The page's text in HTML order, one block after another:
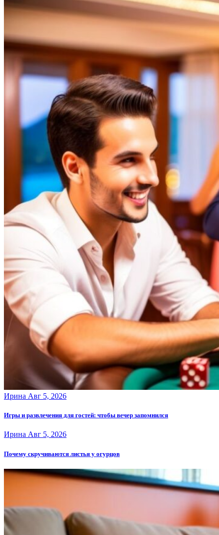
Ирина Авг 5, 2026
Игры и развлечения для гостей: чтобы вечер запомнился
Ирина Авг 5, 2026
Почему скручиваются листья у огурцов